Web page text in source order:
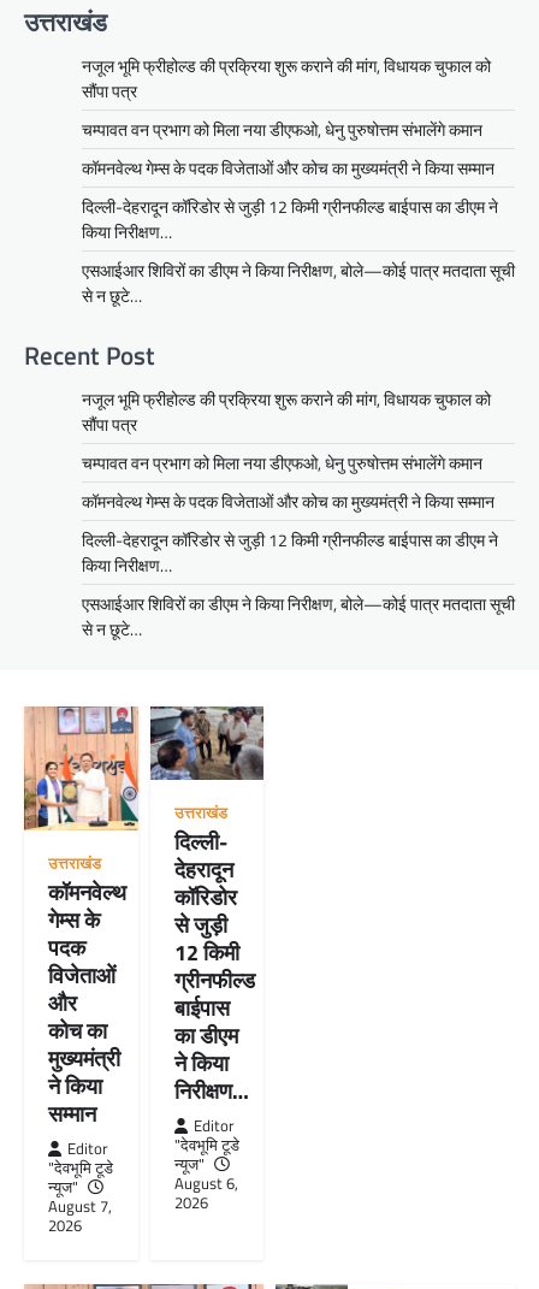
उत्तराखंड
नजूल भूमि फ्रीहोल्ड की प्रक्रिया शुरू कराने की मांग, विधायक चुफाल को
सौंपा पत्र
चम्पावत वन प्रभाग को मिला नया डीएफओ, धेनु पुरुषोत्तम संभालेंगे कमान
कॉमनवेल्थ गेम्स के पदक विजेताओं और कोच का मुख्यमंत्री ने किया सम्मान
दिल्ली-देहरादून कॉरिडोर से जुड़ी 12 किमी ग्रीनफील्ड बाईपास का डीएम ने
किया निरीक्षण…
एसआईआर शिविरों का डीएम ने किया निरीक्षण, बोले—कोई पात्र मतदाता सूची
से न छूटे…
Recent Post
नजूल भूमि फ्रीहोल्ड की प्रक्रिया शुरू कराने की मांग, विधायक चुफाल को
सौंपा पत्र
चम्पावत वन प्रभाग को मिला नया डीएफओ, धेनु पुरुषोत्तम संभालेंगे कमान
कॉमनवेल्थ गेम्स के पदक विजेताओं और कोच का मुख्यमंत्री ने किया सम्मान
दिल्ली-देहरादून कॉरिडोर से जुड़ी 12 किमी ग्रीनफील्ड बाईपास का डीएम ने
किया निरीक्षण…
एसआईआर शिविरों का डीएम ने किया निरीक्षण, बोले—कोई पात्र मतदाता सूची
से न छूटे…
उत्तराखंड
कॉमनवेल्थ
गेम्स के
पदक
विजेताओं
और
कोच का
मुख्यमंत्री
ने किया
सम्मान
Editor
"देवभूमि टूडे
न्यूज"
August 7,
2026
उत्तराखंड
दिल्ली-
देहरादून
कॉरिडोर
से जुड़ी
12 किमी
ग्रीनफील्ड
बाईपास
का डीएम
ने किया
निरीक्षण…
Editor
"देवभूमि टूडे
न्यूज"
August 6,
2026